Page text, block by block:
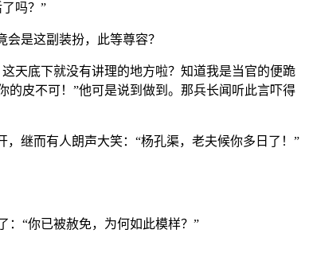
吗？”
是这副装扮，此等尊容？
天底下就没有讲理的地方啦？知道我是当官的便跪
皮不可！”他可是说到做到。那兵长闻听此言吓得
继而有人朗声大笑：“杨孔渠，老夫候你多日了！”
：“你已被赦免，为何如此模样？”